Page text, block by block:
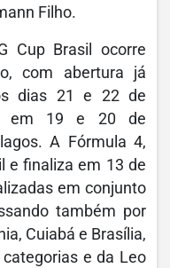
Filho.
Cup Brasil ocorre
com abertura já
dias 21 e 22 de
em 19 e 20 de
A Fórmula 4,
e finaliza em 13 de
em conjunto
também por
Cuiabá e Brasília,
e da Leo